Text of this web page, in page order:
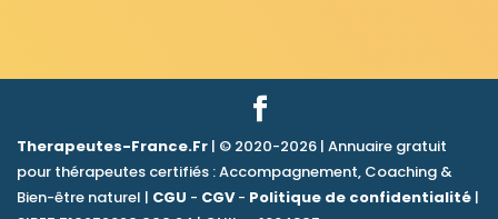
Therapeutes-France.Fr | © 2020-2026 | Annuaire gratuit
pour thérapeutes certifiés : Accompagnement, Coaching &
Bien-être naturel | CGU - CGV- Politique de confidentialité |